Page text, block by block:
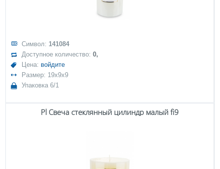
Символ: 141084
Доступное количество:0,
Цена: войдите
Размер: 19x9x9
Упаковка 6/1
Pl Свеча стеклянный цилиндр малый fi9